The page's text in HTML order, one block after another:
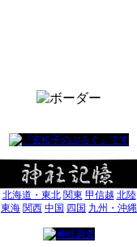
北海道・東北 関東 甲信越 北陸
東海 関西 中国 四国 九州・沖縄